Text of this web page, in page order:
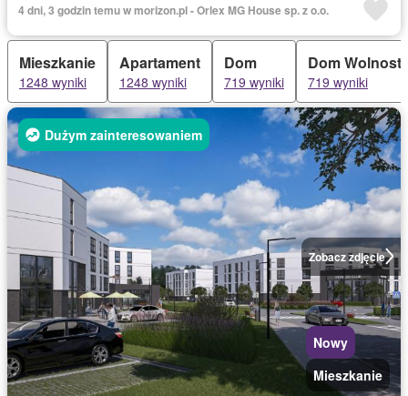
4 dni, 3 godzin temu w morizon.pl - Orlex MG House sp. z o.o.
Mieszkanie
1248 wyniki
Apartament
1248 wyniki
Dom
719 wyniki
Dom
719 wyniki
Zobacz zdjęcie
Dużym zainteresowaniem
Nowy
Mieszkanie